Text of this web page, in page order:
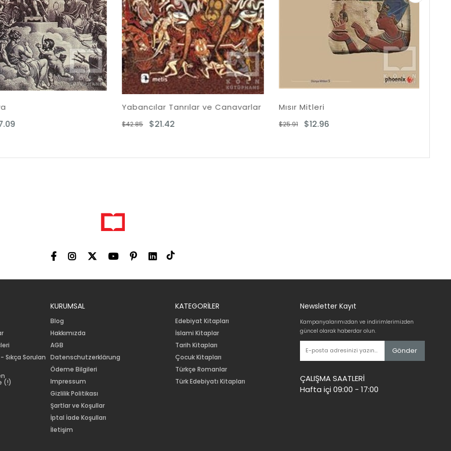
Yabancılar Tanrılar ve Canavarlar Mısır Mitleri
Sıkça Sorulan
(!)
KURUMSAL
Blog
Hakkımızda
AGB
Datenschutzerklärung
Ödeme Bilgileri
Impressum
Gizlilik Politikası
Şartlar ve Koşullar
İptal İade Koşulları
İletişim
KATEGORİLER
Edebiyat Kitapları
İslami Kitaplar
Tarih Kitapları
Çocuk Kitapları
Türkçe Romanlar
Türk Edebiyatı Kitapları
Newsletter Kayıt
Kampanyalarımızdan ve indirimlerimizden
güncel olarak haberdar olun.
Gönder
ÇALIŞMA SAATLERİ
Hafta içi 09:00 - 17:00